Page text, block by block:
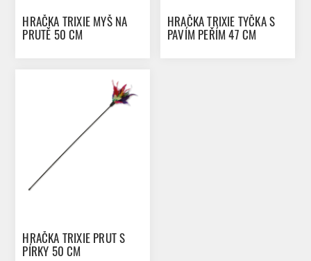
HRAČKA TRIXIE MYŠ NA
PRUTĚ 50 CM
HRAČKA TRIXIE TYČKA S
PAVÍM PEŘÍM 47 CM
HRAČKA TRIXIE PRUT S
PÍRKY 50 CM